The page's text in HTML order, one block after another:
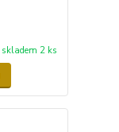
skladem 2 ks